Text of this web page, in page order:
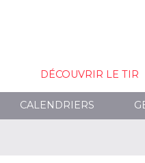
DÉCOUVRIR LE TIR
CALENDRIERS